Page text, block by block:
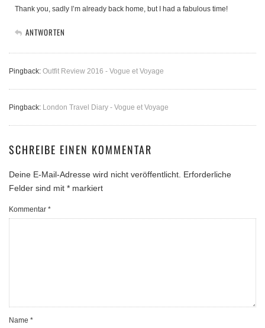
Thank you, sadly I’m already back home, but I had a fabulous time!
ANTWORTEN
Pingback: Outfit Review 2016 - Vogue et Voyage
Pingback: London Travel Diary - Vogue et Voyage
SCHREIBE EINEN KOMMENTAR
Deine E-Mail-Adresse wird nicht veröffentlicht. Erforderliche
Felder sind mit * markiert
Kommentar *
Name *